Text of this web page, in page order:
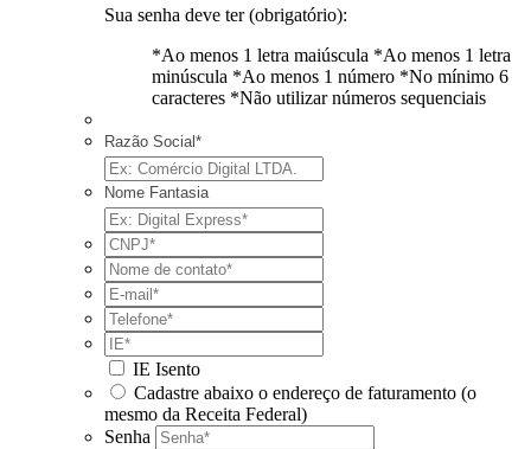
Sua senha deve ter (obrigatório):
*Ao menos 1 letra maiúscula *Ao menos 1 letra
minúscula *Ao menos 1 número *No mínimo 6
caracteres *Não utilizar números sequenciais
Razão Social*
Nome Fantasia
IE Isento
Cadastre abaixo o endereço de faturamento (o
mesmo da Receita Federal)
Senha